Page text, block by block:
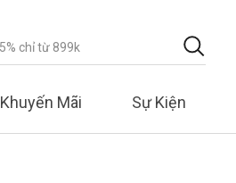
Khuyến Mãi Sự Kiện